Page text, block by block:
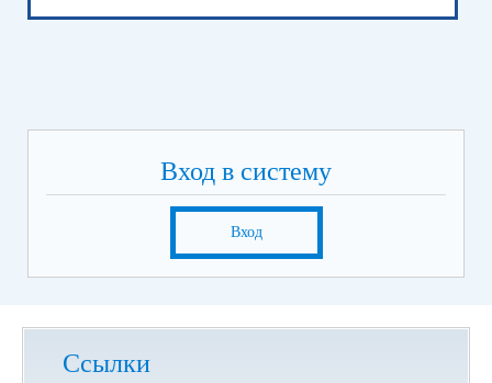
Вход в систему
Вход
Ссылки